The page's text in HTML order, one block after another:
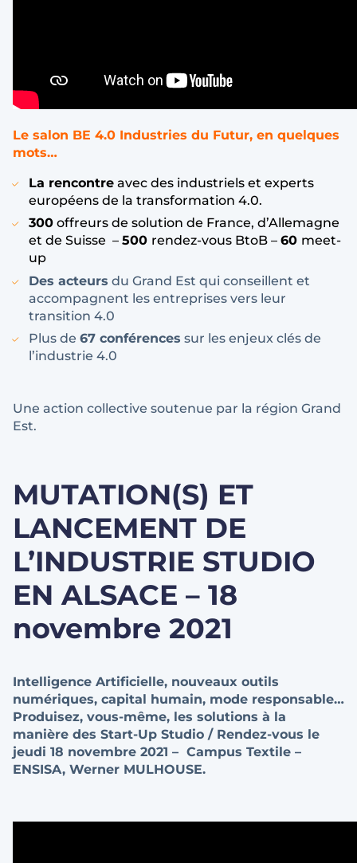
Le salon BE 4.0 Industries du Futur, en quelques
mots…
La rencontre avec des industriels et experts
européens de la transformation 4.0.
300 offreurs de solution de France, d’Allemagne
et de Suisse – 500 rendez-vous BtoB – 60 meet-
up
Des acteurs du Grand Est qui conseillent et
accompagnent les entreprises vers leur
transition 4.0
Plus de 67 conférences sur les enjeux clés de
l’industrie 4.0
Une action collective soutenue par la région Grand
Est.
MUTATION(S) ET
LANCEMENT DE
L’INDUSTRIE STUDIO
EN ALSACE – 18
novembre 2021
Intelligence Artificielle, nouveaux outils
numériques, capital humain, mode responsable…
Produisez, vous-même, les solutions à la
manière des Start-Up Studio / Rendez-vous le
jeudi 18 novembre 2021 – Campus Textile –
ENSISA, Werner MULHOUSE.